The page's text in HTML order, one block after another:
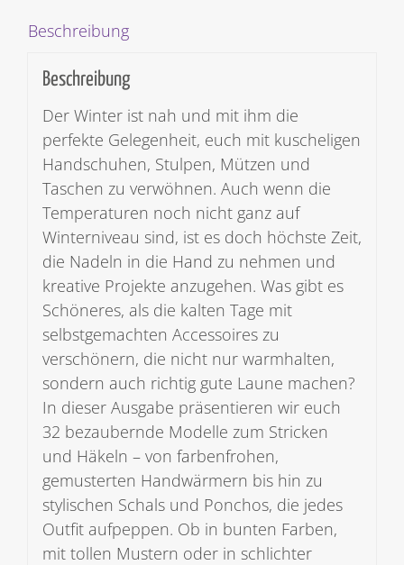
Beschreibung
Beschreibung
Der Winter ist nah und mit ihm die
perfekte Gelegenheit, euch mit kuscheligen
Handschuhen, Stulpen, Mützen und
Taschen zu verwöhnen. Auch wenn die
Temperaturen noch nicht ganz auf
Winterniveau sind, ist es doch höchste Zeit,
die Nadeln in die Hand zu nehmen und
kreative Projekte anzugehen. Was gibt es
Schöneres, als die kalten Tage mit
selbstgemachten Accessoires zu
verschönern, die nicht nur warmhalten,
sondern auch richtig gute Laune machen?
In dieser Ausgabe präsentieren wir euch
32 bezaubernde Modelle zum Stricken
und Häkeln – von farbenfrohen,
gemusterten Handwärmern bis hin zu
stylischen Schals und Ponchos, die jedes
Outfit aufpeppen. Ob in bunten Farben,
mit tollen Mustern oder in schlichter